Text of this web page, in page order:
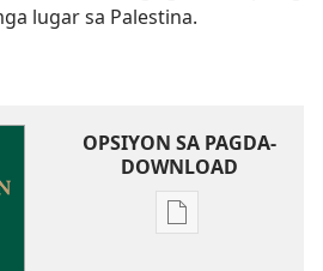
lugar sa Palestina.
OPSIYON SA PAGDA-
DOWNLOAD
Opsiyon